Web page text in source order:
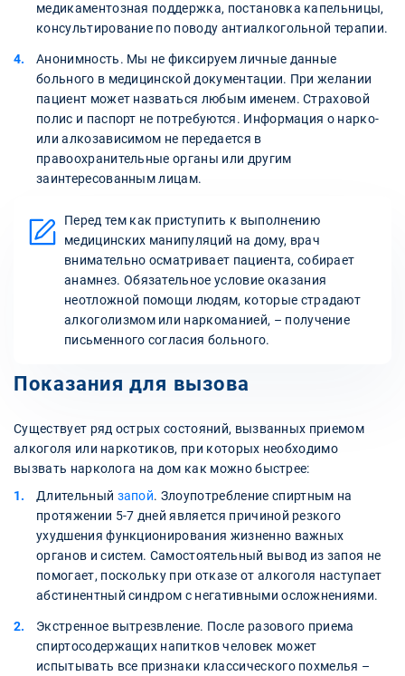
медикаментозная поддержка, постановка капельницы,
консультирование по поводу антиалкогольной терапии.
Анонимность. Мы не фиксируем личные данные
больного в медицинской документации. При желании
пациент может назваться любым именем. Страховой
полис и паспорт не потребуются. Информация о нарко-
или алкозависимом не передается в
правоохранительные органы или другим
заинтересованным лицам.
Перед тем как приступить к выполнению
медицинских манипуляций на дому, врач
внимательно осматривает пациента, собирает
анамнез. Обязательное условие оказания
неотложной помощи людям, которые страдают
алкоголизмом или наркоманией, – получение
письменного согласия больного.
Показания для вызова
Существует ряд острых состояний, вызванных приемом
алкоголя или наркотиков, при которых необходимо
вызвать нарколога на дом как можно быстрее:
Длительный запой. Злоупотребление спиртным на
протяжении 5-7 дней является причиной резкого
ухудшения функционирования жизненно важных
органов и систем. Самостоятельный вывод из запоя не
помогает, поскольку при отказе от алкоголя наступает
абстинентный синдром с негативными осложнениями.
Экстренное вытрезвление. После разового приема
спиртосодержащих напитков человек может
испытывать все признаки классического похмелья –